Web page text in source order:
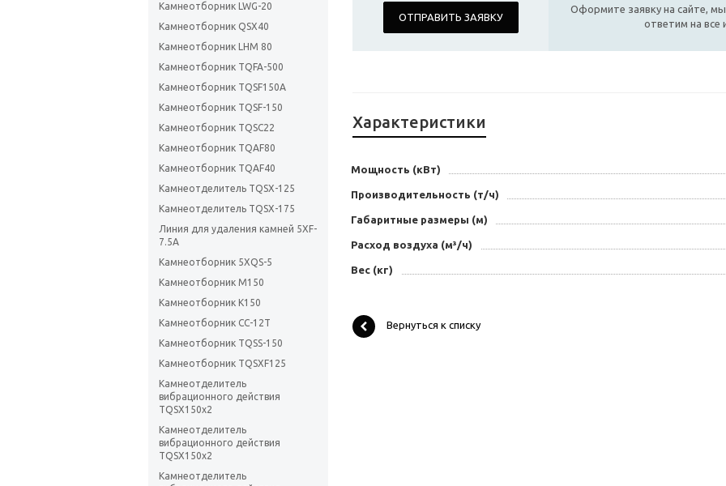
Камнеотборник LWG-20
Камнеотборник QSX40
Камнеотборник LHM 80
Камнеотборник TQFA-500
Камнеотборник TQSF150А
Камнеотборник TQSF-150
Камнеотборник TQSC22
Камнеотборник TQAF80
Камнеотборник TQAF40
Камнеотделитель TQSX-125
Камнеотделитель TQSX-175
Линия для удаления камней 5XF-
7.5A
Камнеотборник 5XQS-5
Камнеотборник М150
Камнеотборник К150
Камнеотборник СС-12Т
Камнеотборник TQSS-150
Камнеотборник TQSXF125
Камнеотделитель
вибрационного действия
TQSX150х2
Камнеотделитель
вибрационного действия
TQSX150х2
Камнеотделитель
ОТПРАВИТЬ ЗАЯВКУ
Оформите заявку на сайте,
ответим на все
Характеристики
Мощность (кВт)
Производительность (т/ч)
Габаритные размеры (м)
Расход воздуха (м³/ч)
Вес (кг)
Вернуться к списку